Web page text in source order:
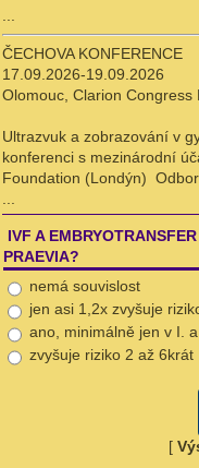
ČECHOVA KONFERENCE
17.09.2026-19.09.2026
Olomouc, Clarion Congress
Ultrazvuk a zobrazování v
konferenci s mezinárodní
Foundation (Londýn)
IVF A
PRAEVIA?
nemá souvislost
jen asi 1,2x zvyšuje
ano, minimálně jen v I.
zvyšuje riziko 2 až 6krát
[